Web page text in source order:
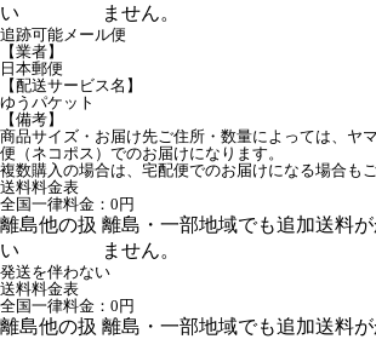
い
ません。
追跡可能メール便
【業者】
日本郵便
【配送サービス名】
ゆうパケット
【備考】
商品サイズ・お届け先ご住所・数量によっては、ヤ
便（ネコポス）でのお届けになります。
複数購入の場合は、宅配便でのお届けになる場合もご
送料料金表
全国一律料金：0円
離島他の扱
い
離島・一部地域でも追加送料
ません。
発送を伴わない
送料料金表
全国一律料金：0円
離島他の扱 離島・一部地域でも追加送料